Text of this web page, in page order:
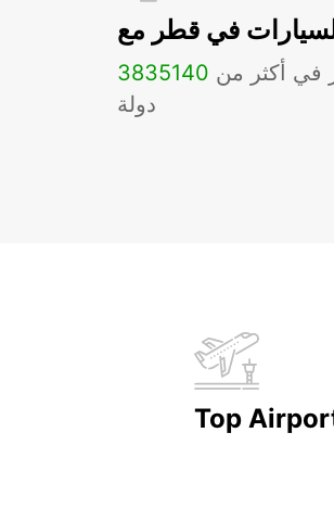
3835 في أكثر من 140
دولة
Top